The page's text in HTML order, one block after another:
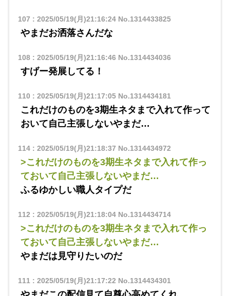
107 : 2025/05/19(月)21:16:24No.1314433825
やまだお洒落さんだな
108: 2025/05/19(月)21:16:46 No.1314434036
すげー発展してる！
110 : 2025/05/19(月)21:17:05No.1314434181
これだけのものを3期生ネタまで入れて作って
おいて自己主張しないやまだ…
114: 2025/05/19(月)21:18:37 No.1314434972
>これだけのものを3期生ネタまで入れて作っ
ておいて自己主張しないやまだ…
ふるゆかしい職人タイプだ
112 : 2025/05/19(月)21:18:04No.1314434714
>これだけのものを3期生ネタまで入れて作っ
ておいて自己主張しないやまだ…
やまだは見守りたいのだ
111 : 2025/05/19(月)21:17:22 No.1314434301